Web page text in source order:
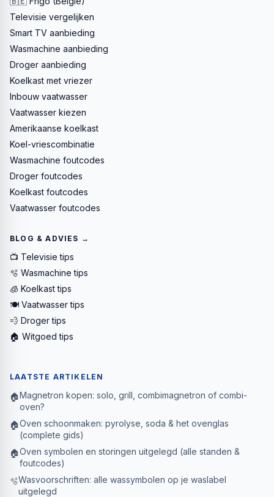
Televisie vergelijken
Smart TV aanbieding
Wasmachine aanbieding
Droger aanbieding
Koelkast met vriezer
Inbouw vaatwasser
Vaatwasser kiezen
Amerikaanse koelkast
Koel-vriescombinatie
Wasmachine foutcodes
Droger foutcodes
Koelkast foutcodes
Vaatwasser foutcodes
BLOG & ADVIES →
📺 Televisie tips
🫧 Wasmachine tips
🧊 Koelkast tips
🍽️ Vaatwasser tips
💨 Droger tips
🏠 Witgoed tips
LAATSTE ARTIKELEN
🏠Magnetron kopen: solo, grill, combimagnetron of combi-
oven?
🏠Oven schoonmaken: pyrolyse, soda & het ovenglas
(complete gids)
🏠Oven symbolen en storingen uitgelegd (alle standen &
foutcodes)
🫧Wasvoorschriften: alle wassymbolen op je waslabel
uitgelegd